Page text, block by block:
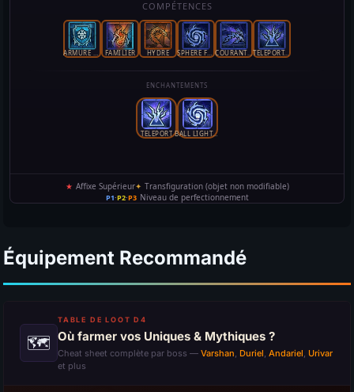
Équipement Recommandé
🗺
TABLE DE LOOT D4
Où farmer vos Uniques & Mythiques ?
Cheat sheet complète par boss — Varshan, Duriel, Andariel, Urivar
et plus